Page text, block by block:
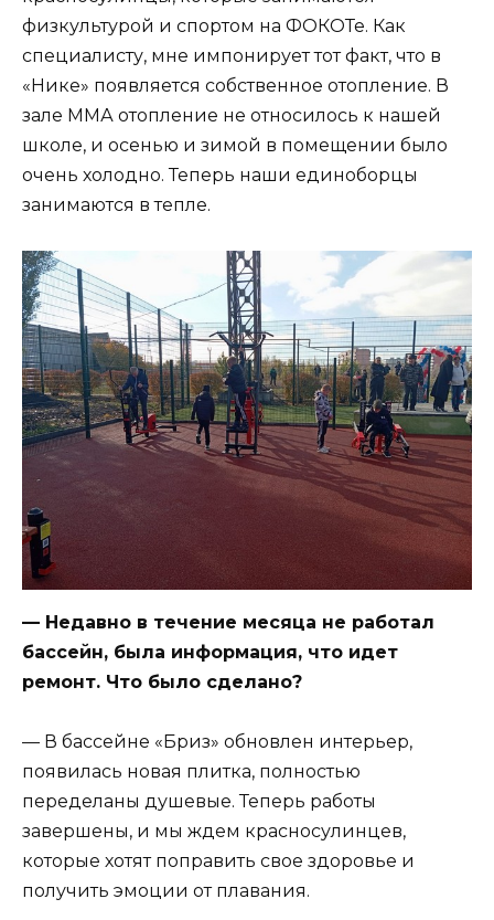
физкультурой и спортом на ФОКОТе. Как
специалисту, мне импонирует тот факт, что в
«Нике» появляется собственное отопление. В
зале ММА отопление не относилось к нашей
школе, и осенью и зимой в помещении было
очень холодно. Теперь наши единоборцы
занимаются в тепле.
— Недавно в течение месяца не работал
бассейн, была информация, что идет
ремонт. Что было сделано?
— В бассейне «Бриз» обновлен интерьер,
появилась новая плитка, полностью
переделаны душевые. Теперь работы
завершены, и мы ждем красносулинцев,
которые хотят поправить свое здоровье и
получить эмоции от плавания.